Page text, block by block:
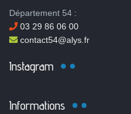
Département 54 :
03 29 86 06 00
contact54@alys.fr
Instagram
Informations